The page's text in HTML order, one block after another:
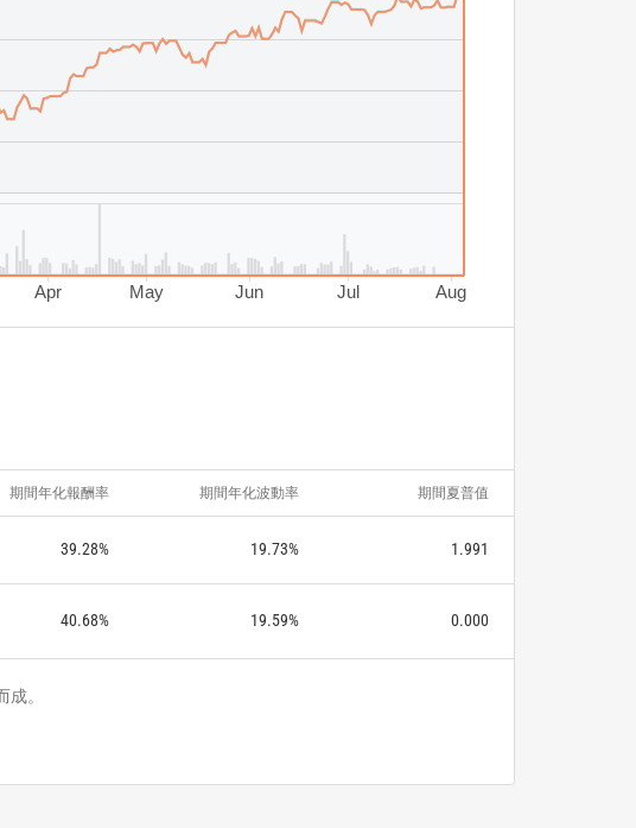
Apr May Jun Jul Aug
期間年化報酬率 期間年化波動率 期間夏普值
39.28% 19.73% 1.991
40.68% 19.59% 0.000
。